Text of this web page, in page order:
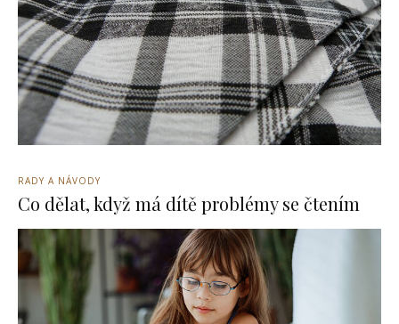
RADY A NÁVODY
Co dělat, když má dítě problémy se čtením